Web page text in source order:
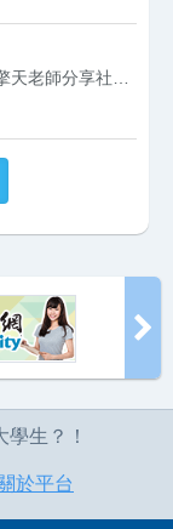
生？！
於平台